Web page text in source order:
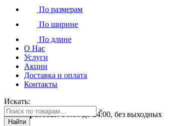
По размерам
По ширине
По длине
О Нас
Услуги
Акции
Доставка и оплата
Контакты
Искать:
×
Найти
Время работы:с 0:00 до 24:00, без выходных